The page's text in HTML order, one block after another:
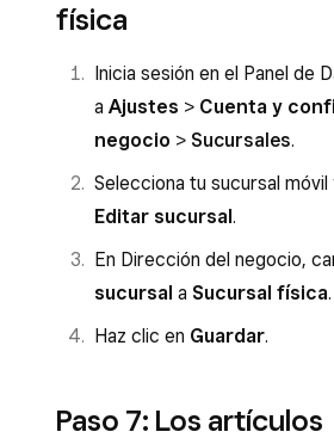
física
Inicia sesión en el Panel de
a Ajustes > Cuenta y
negocio > Sucursales.
Selecciona tu sucursal móvil
Editar sucursal.
En Dirección del negocio,
sucursal a Sucursal física.
Haz clic en Guardar.
Paso 7: Los artículos